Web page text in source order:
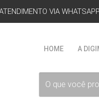
VIA WHATSAPP
HOME A